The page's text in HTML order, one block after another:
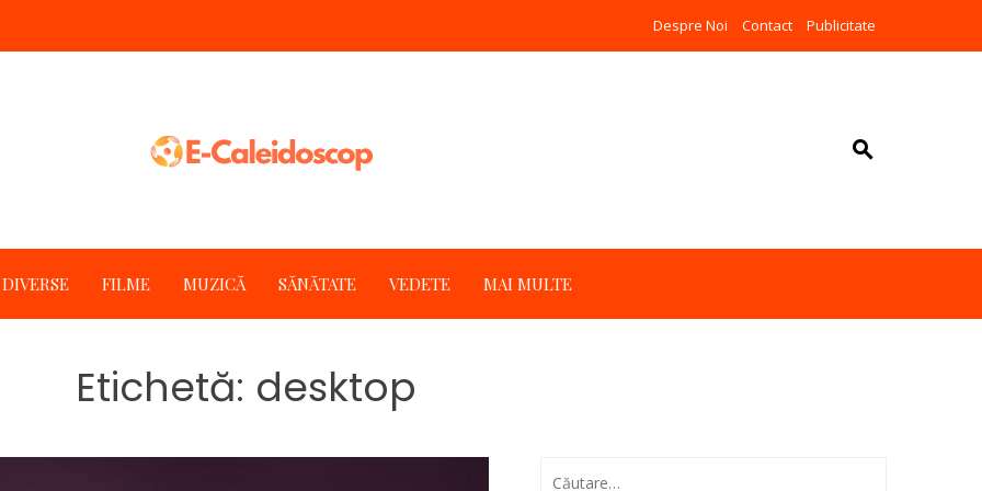
Despre Noi Contact Publicitate
DIVERSE FILME MUZICĂ SĂNĂTATE VEDETE MAI MULTE
Etichetă: desktop